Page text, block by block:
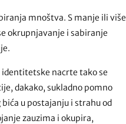
mnoštva. S manje ili više
okrupnjavanje i sabiranje
nacrte tako se
dakako, sukladno pomno
u postajanju i strahu od
zauzima i okupira,